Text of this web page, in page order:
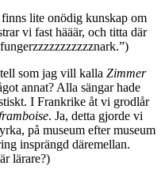
lite onödig kunskap om
vi fast hääär, och titta där
som jag vill kalla Zimmer
annat? Alla sängar hade
I Frankrike åt vi grodlår
. Ja, detta gjorde vi
på museum efter museum
insprängd däremellan.
lärare?)